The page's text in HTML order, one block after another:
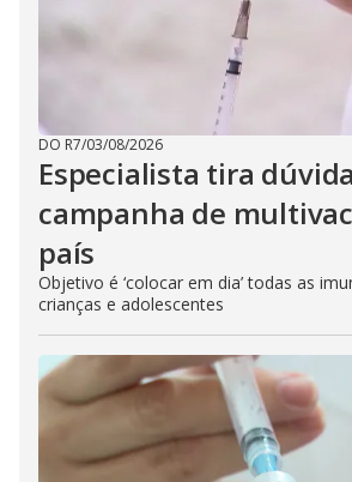
DO R7/03/08/2026
Especialista tira
campanha de
país
Objetivo é ‘colocar em dia’ todas as
crianças e adolescentes